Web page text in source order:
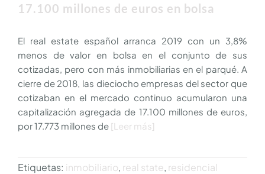
17.100 millones de euros en bolsa
El real estate español arranca 2019 con un 3,8%
menos de valor en bolsa en el conjunto de sus
cotizadas, pero con más inmobiliarias en el parqué. A
cierre de 2018, las dieciocho empresas del sector que
cotizaban en el mercado continuo acumularon una
capitalización agregada de 17.100 millones de euros,
por 17.773 millones de [Leer más]
Etiquetas: inmobiliario, real state, residencial